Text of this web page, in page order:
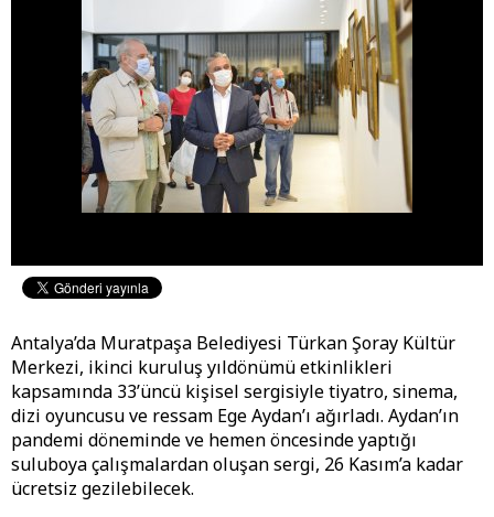
Antalya’da Muratpaşa Belediyesi Türkan Şoray Kültür
Merkezi, ikinci kuruluş yıldönümü etkinlikleri
kapsamında 33’üncü kişisel sergisiyle tiyatro, sinema,
dizi oyuncusu ve ressam Ege Aydan’ı ağırladı. Aydan’ın
pandemi döneminde ve hemen öncesinde yaptığı
suluboya çalışmalardan oluşan sergi, 26 Kasım’a kadar
ücretsiz gezilebilecek.